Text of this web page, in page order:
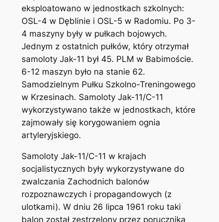
eksploatowano w jednostkach szkolnych:
OSL-4 w Dęblinie i OSL-5 w Radomiu. Po 3-
4 maszyny były w pułkach bojowych.
Jednym z ostatnich pułków, który otrzymał
samoloty Jak-11 był 45. PLM w Babimoście.
6-12 maszyn było na stanie 62.
Samodzielnym Pułku Szkolno-Treningowego
w Krzesinach. Samoloty Jak-11/C-11
wykorzystywano także w jednostkach, które
zajmowały się korygowaniem ognia
artyleryjskiego.
Samoloty Jak-11/C-11 w krajach
socjalistycznych były wykorzystywane do
zwalczania Zachodnich balonów
rozpoznawczych i propagandowych (z
ulotkami). W dniu 26 lipca 1961 roku taki
balon został zestrzelony przez porucznika